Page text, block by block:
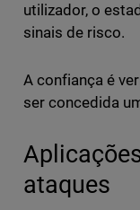
utilizador, o
sinais de risco.
A confiança é
ser concedida
ataques